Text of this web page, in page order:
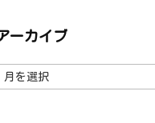
ーカイブ